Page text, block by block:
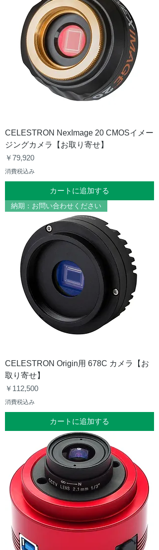
CELESTRON NexImage 20 CMOSイメー
ジングカメラ【お取り寄せ】
価格
￥79,920
消費税込み
カートに追加する
納期：お問い合わせください
CELESTRON Origin用 678C カメラ【お
取り寄せ】
価格
￥112,500
消費税込み
カートに追加する